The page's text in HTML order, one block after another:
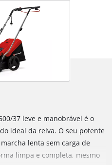
37 leve e manobrável é o
ideal da relva. O seu potente
lenta sem carga de
limpa e completa, mesmo